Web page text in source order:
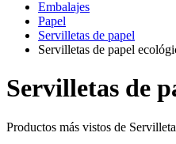
Embalajes
Papel
Servilletas de papel
Servilletas de papel
Servilletas de
Productos más vistos de